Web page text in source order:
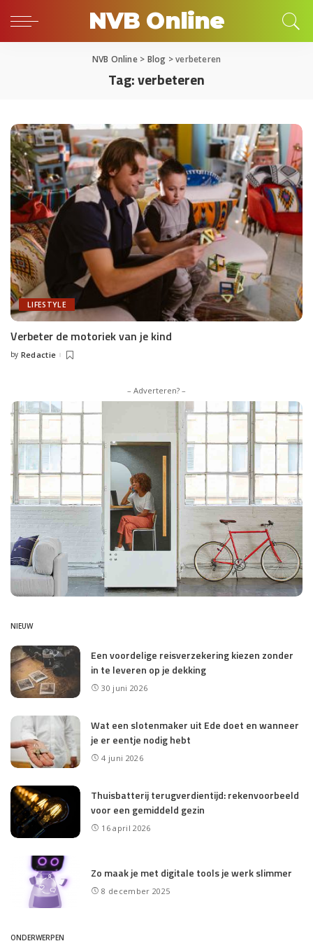
NVB Online
NVB Online> Blog >verbeteren
Tag:verbeteren
LIFESTYLE
Verbeter de motoriek van je kind
Posted
by Redactie
– Adverteren? –
NIEUW
Een voordelige reisverzekering kiezen zonder
in te leveren op je dekking
30 juni 2026
Wat een slotenmaker uit Ede doet en wanneer
je er eentje nodig hebt
4 juni 2026
Thuisbatterij terugverdientijd: rekenvoorbeeld
voor een gemiddeld gezin
16 april 2026
Zo maak je met digitale tools je werk slimmer
8 december 2025
ONDERWERPEN